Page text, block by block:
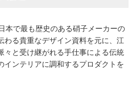
本で最も歴史のある硝子メーカーの
わる貴重なデザイン資料を元に、江
々と受け継がれる手仕事による伝統
インテリアに調和するプロダクトを